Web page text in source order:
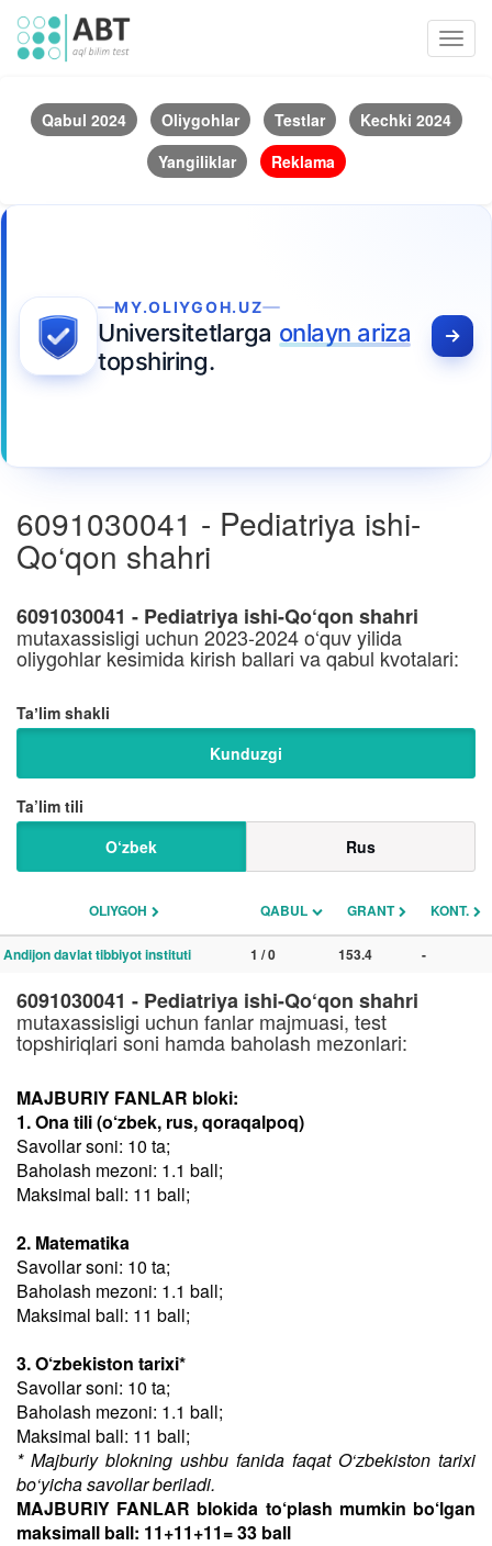
Qabul 2024 Oliygohlar Testlar
Kechki 2024
Yangiliklar
Reklama
MY.OLIYGOH.UZ
Universitetlarga onlayn ariza
topshiring.
6091030041 - Pediatriya ishi-
Qo‘qon shahri
6091030041 - Pediatriya ishi-Qo‘qon shahri
mutaxassisligi uchun 2023-2024 o‘quv yilida
oliygohlar kesimida kirish ballari va qabul kvotalari:
Taʼlim shakli
Kunduzgi
Ta’lim tili
O‘zbek
Rus
OLIYGOH QABUL GRANT KONT.
Andijon davlat tibbiyot instituti 1 / 0 153.4 -
6091030041 - Pediatriya ishi-Qo‘qon shahri
mutaxassisligi uchun fanlar majmuasi, test
topshiriqlari soni hamda baholash mezonlari:
MAJBURIY FANLAR bloki:
1. Ona tili (o‘zbek, rus, qoraqalpoq)
Savollar soni: 10 ta;
Baholash mezoni: 1.1 ball;
Maksimal ball: 11 ball;
2. Matematika
Savollar soni: 10 ta;
Baholash mezoni: 1.1 ball;
Maksimal ball: 11 ball;
3. O‘zbekiston tarixi*
Savollar soni: 10 ta;
Baholash mezoni: 1.1 ball;
Maksimal ball: 11 ball;
* Majburiy blokning ushbu fanida faqat O‘zbekiston tarixi
bo‘yicha savollar beriladi.
MAJBURIY FANLAR blokida to‘plash mumkin bo‘lgan
maksimall ball: 11+11+11= 33 ball